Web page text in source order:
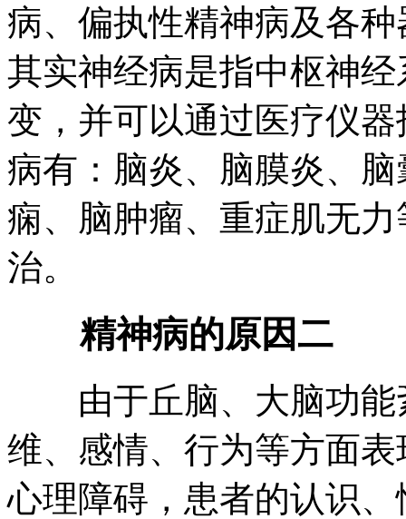
病、偏执性精神病及各
其实神经病是指中枢神
变，并可以通过医疗仪
病有：脑炎、脑膜炎、
痫、脑肿瘤、重症肌无
治。
精神病的原因二
由于丘脑、大脑功能
维、感情、行为等方面
心理障碍，患者的认识